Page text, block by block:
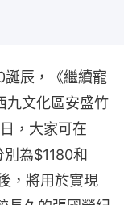
辰，《繼續寵
九文化區安盛竹
，大家可在
別為$1180和
，將用於實現